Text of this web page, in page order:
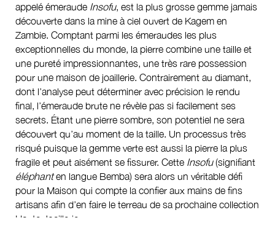
appelé émeraude Insofu, est la plus grosse gemme jamais
découverte dans la mine à ciel ouvert de Kagem en
Zambie. Comptant parmi les émeraudes les plus
exceptionnelles du monde, la pierre combine une taille et
une pureté impressionnantes, une très rare possession
pour une maison de joaillerie. Contrairement au diamant,
dont l’analyse peut déterminer avec précision le rendu
final, l’émeraude brute ne révèle pas si facilement ses
secrets. Étant une pierre sombre, son potentiel ne sera
découvert qu’au moment de la taille. Un processus très
risqué puisque la gemme verte est aussi la pierre la plus
fragile et peut aisément se fissurer. Cette Insofu(signifiant
éléphanten langue Bemba) sera alors un véritable défi
pour la Maison qui compte la confier aux mains de fins
artisans afin d’en faire le terreau de sa prochaine collection
Haute Joaillerie.